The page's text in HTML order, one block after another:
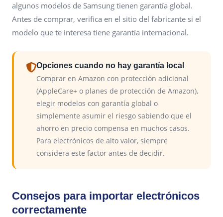
algunos modelos de Samsung tienen garantía global.
Antes de comprar, verifica en el sitio del fabricante si el
modelo que te interesa tiene garantía internacional.
Opciones cuando no hay garantía local
Comprar en Amazon con protección adicional
(AppleCare+ o planes de protección de Amazon),
elegir modelos con garantía global o
simplemente asumir el riesgo sabiendo que el
ahorro en precio compensa en muchos casos.
Para electrónicos de alto valor, siempre
considera este factor antes de decidir.
Consejos para importar electrónicos
correctamente